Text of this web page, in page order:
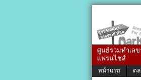
ศูนย์รวมทำเล
แฟรนไชส์
หน้าแรก ต